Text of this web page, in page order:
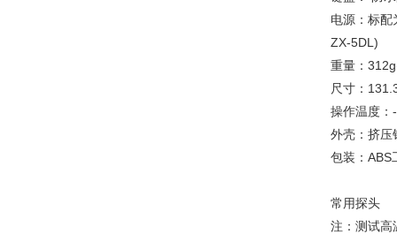
电源：标配
ZX-5DL)
重量：
尺寸：
操作温度
外壳：挤压
包装：ABS
常用探头
注：测试高